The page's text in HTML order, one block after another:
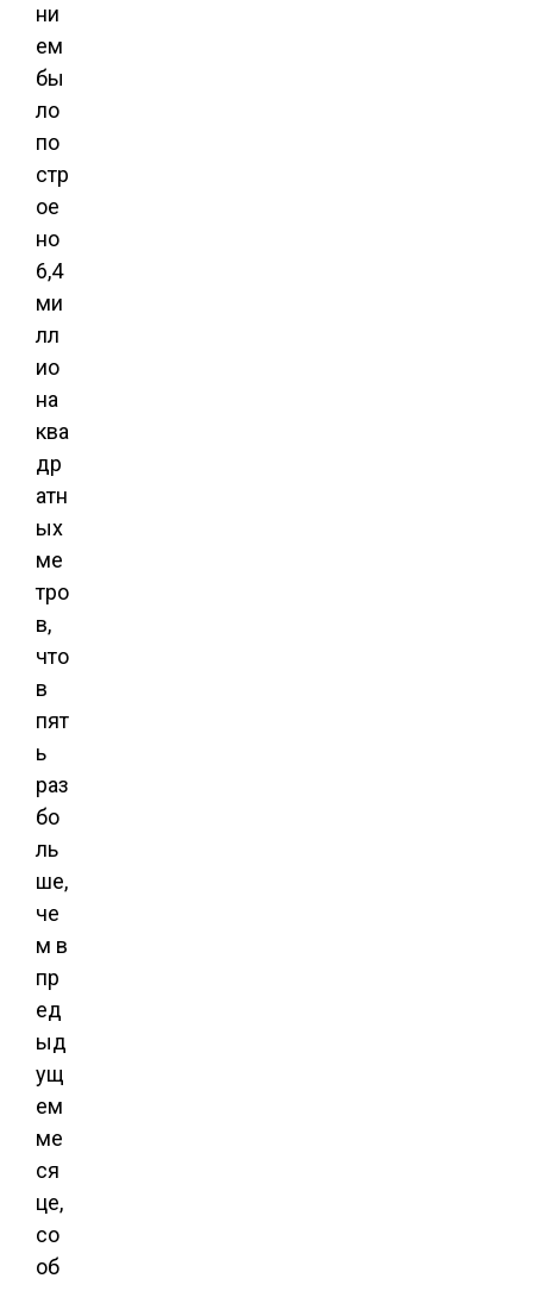
ни
ем
бы
ло
по
стр
ое
но
6,4
ми
лл
ио
на
ква
др
атн
ых
ме
тро
в,
что
в
пят
ь
раз
бо
ль
ше,
че
м в
пр
ед
ыд
ущ
ем
ме
ся
це,
со
об